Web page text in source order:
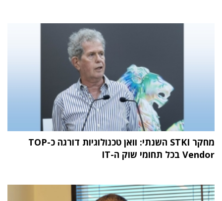
מחקר STKI השנתי: וואן טכנולוגיות דורגה כ-TOP
Vendor בכל תחומי שוק ה-IT